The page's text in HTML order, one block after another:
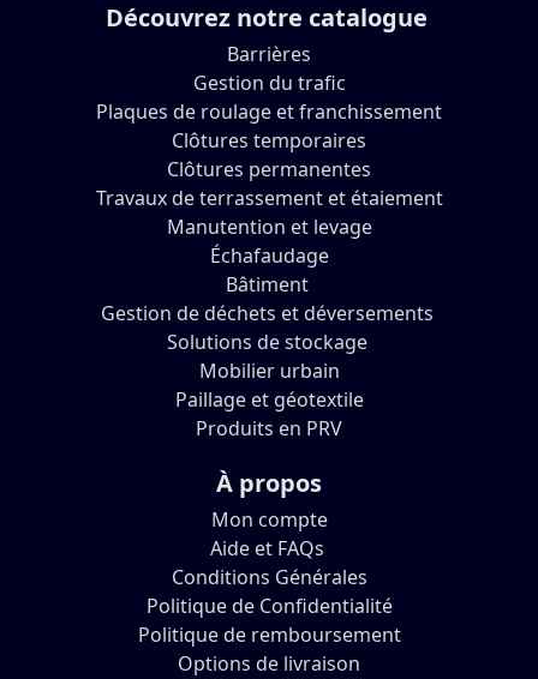
Découvrez notre catalogue
Barrières
Gestion du trafic
Plaques de roulage et franchissement
Clôtures temporaires
Clôtures permanentes
Travaux de terrassement et étaiement
Manutention et levage
Échafaudage
Bâtiment
Gestion de déchets et déversements
Solutions de stockage
Mobilier urbain
Paillage et géotextile
Produits en PRV
À propos
Mon compte
Aide et FAQs
Conditions Générales
Politique de Confidentialité
Politique de remboursement
Options de livraison